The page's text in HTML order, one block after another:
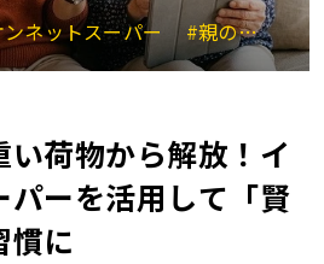
ンネットスーパー #親のサポート
荷物から解放！イ
パーを活用して「賢
慣に